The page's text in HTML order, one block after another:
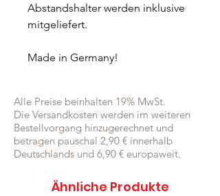
Abstandshalter werden inklusive
mitgeliefert.
Made in Germany!
Alle Preise beinhalten 19% MwSt.
Die Versandkosten werden im weiteren
Bestellvorgang hinzugerechnet und
betragen pauschal 2,90 € innerhalb
Deutschlands und 6,90 € europaweit.
Ähnliche Produkte